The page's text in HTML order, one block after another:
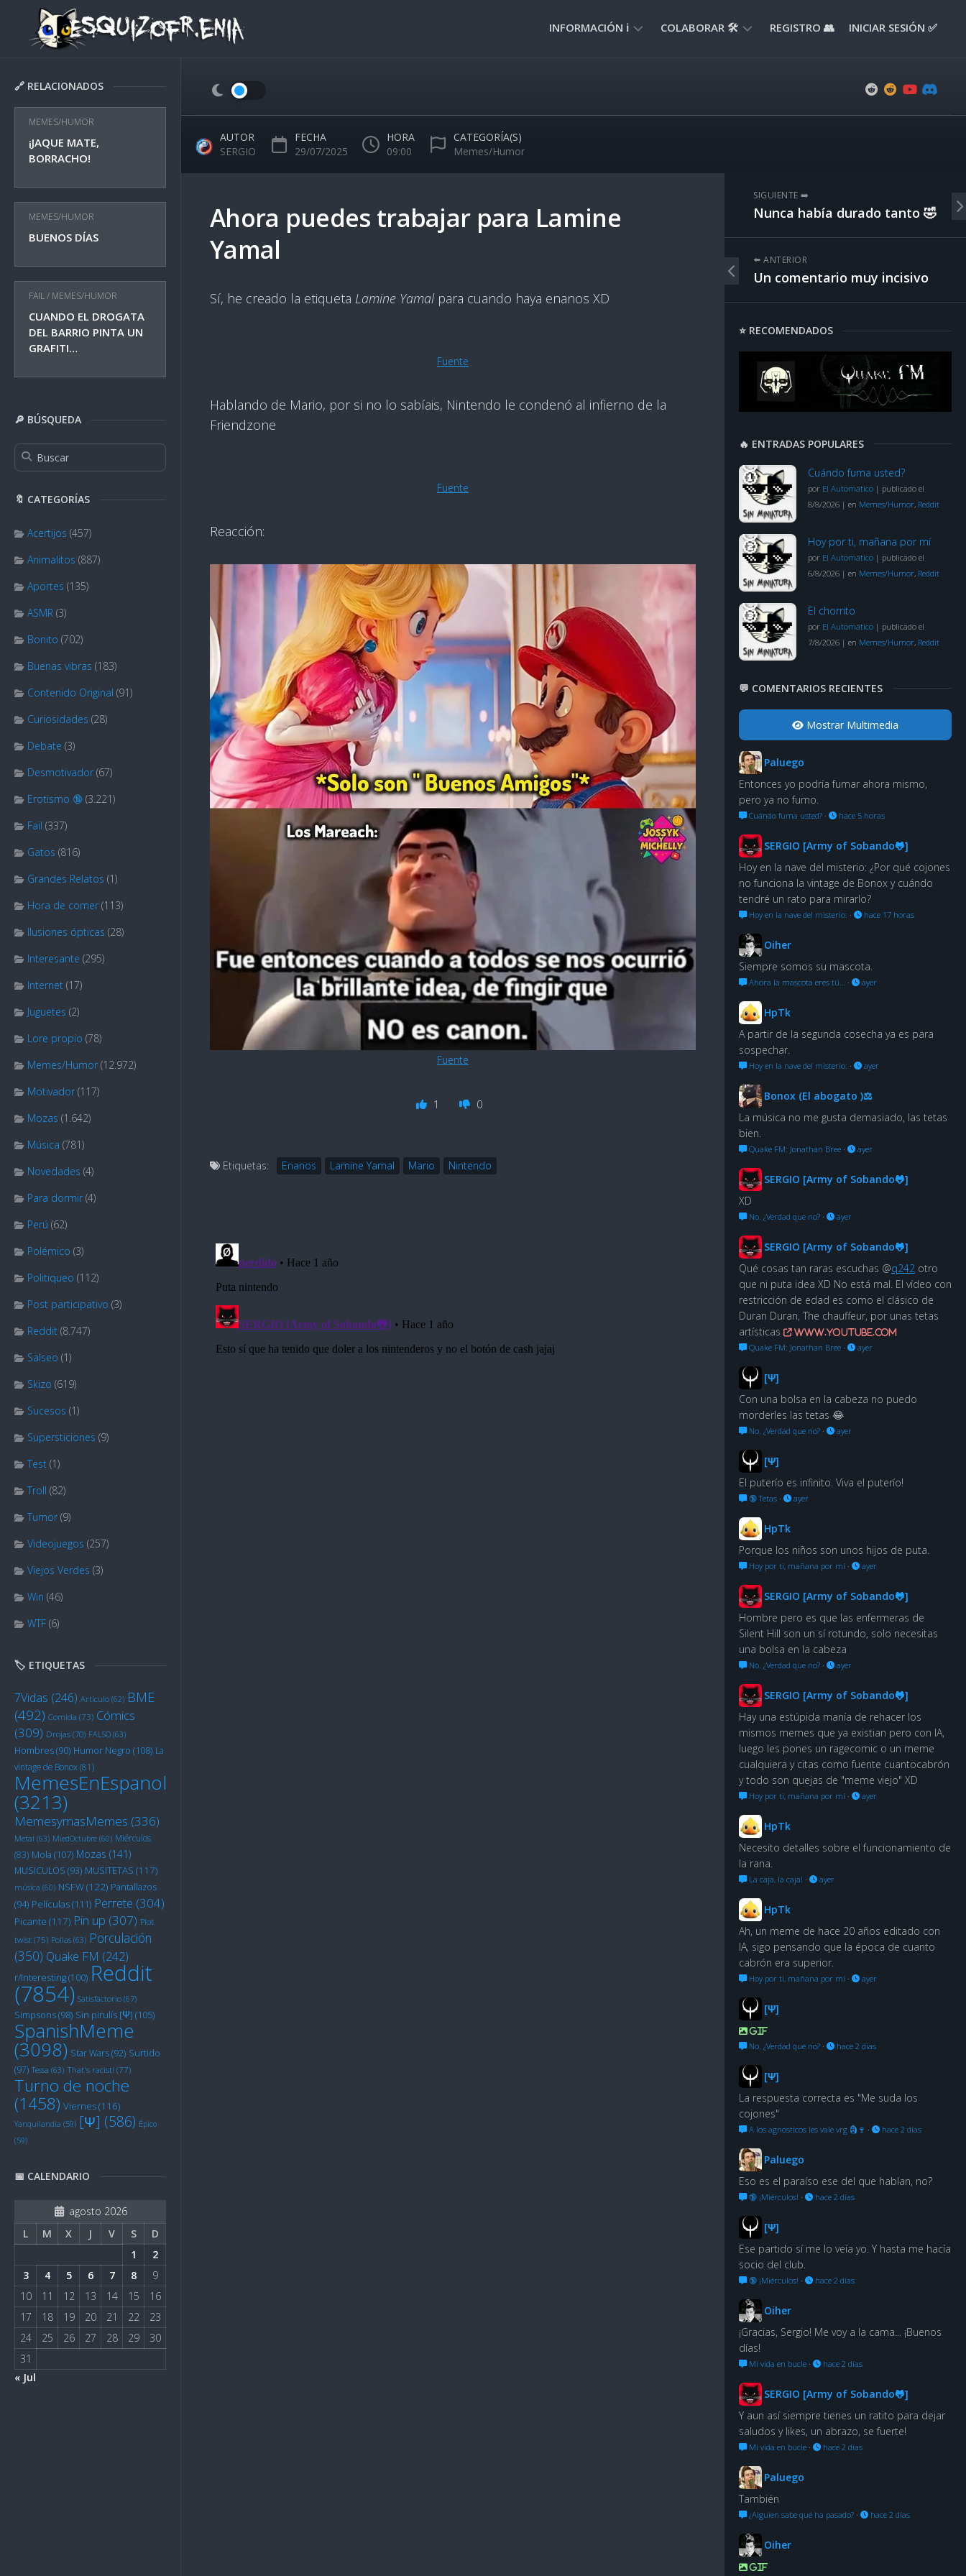
content
INFORMACIÓN ℹ️
NORMAS
COLABORAR 🛠️ REGISTRO 👥 INICIAR SESIÓN ✅
🔗 RELACIONADOS
MEMES/HUMOR
¡JAQUE MATE,
BORRACHO!
MEMES/HUMOR
BUENOS DÍAS
FAIL/ MEMES/HUMOR
CUANDO EL DROGATA
DEL BARRIO PINTA UN
GRAFITI…
🔎 BÚSQUEDA
🔖 CATEGORÍAS
Acertijos (457)
Animalitos (887)
Aportes (135)
ASMR (3)
Bonito (702)
Buenas vibras (183)
Contenido Original (91)
Curiosidades (28)
Debate (3)
Desmotivador (67)
Erotismo 🔞 (3.221)
Fail (337)
Gatos (816)
Grandes Relatos (1)
Hora de comer (113)
Ilusiones ópticas (28)
Interesante (295)
Internet (17)
Juguetes (2)
Lore propio (78)
Memes/Humor (12.972)
Motivador (117)
Mozas (1.642)
Música (781)
Novedades (4)
Para dormir (4)
Perú (62)
Polémico (3)
Politiqueo (112)
Post participativo (3)
Reddit (8.747)
Salseo (1)
Skizo (619)
Sucesos (1)
Supersticiones (9)
Test (1)
Troll (82)
Tumor (9)
Videojuegos (257)
Viejos Verdes (3)
Win (46)
WTF (6)
🏷️ ETIQUETAS
7Vidas (246) Artículo (62) BME
(492) Comida (73) Cómics
(309) Drojas (70) FALSO (63)
Hombres(90) Humor Negro (108) La
vintage de Bonox(81)
MemesEnEspanol
(3213)
MemesymasMemes (336)
Metal (63) MiedOctubre (60) Miérculos
(83) Mola (107) Mozas (141)
MUSICULOS (93) MUSITETAS (117)
música (60) NSFW(122) Pantallazos
(94) Películas(111) Perrete (304)
Picante (117) Pin up (307) Plot
twist (75) Pollas (63) Porculación
(350) Quake FM (242)
r/Interesting(100) Reddit
(7854) Satisfactorio (67)
Simpsons(98) Sin pirulís [Ψ] (105)
SpanishMeme
(3098) Star Wars(92) Surtido
(97) Tessa (63) That's racist! (77)
Turno de noche
(1458) Viernes(116)
Yanquilandia (59) [Ψ] (586) Épico
(59)
📅 CALENDARIO
agosto 2026
L
M X J V S
D
1
2
3
4 5 6 7 8
9
10
11 12 13 14 15
16
17
18 19 20 21 22
23
24
25 26 27 28 29
30
31
« Jul
AUTOR
SERGIO
FECHA
29/07/2025
HORA
09:00
CATEGORÍA(S)
Memes/Humor
Ahora puedes trabajar para Lamine
Yamal
Sí, he creado la etiqueta Lamine Yamalpara cuando haya enanos XD
Fuente
Hablando de Mario, por si no lo sabíais, Nintendo le condenó al infierno de la
Friendzone
Fuente
Reacción:
Fuente
1 0
Etiquetas: Enanos Lamine Yamal Mario Nintendo
SIGUIENTE ➡️
Nunca había durado tanto 🤣
⬅️ ANTERIOR
Un comentario muy incisivo
⭐ RECOMENDADOS
🔥 ENTRADAS POPULARES
Cuándo fuma usted?
por El Automático | publicado el
8/8/2026 | en Memes/Humor, Reddit
Hoy por ti, mañana por mí
por El Automático | publicado el
6/8/2026 | en Memes/Humor, Reddit
El chorrito
por El Automático | publicado el
7/8/2026 | en Memes/Humor, Reddit
💬 COMENTARIOS RECIENTES
Mostrar Multimedia
Paluego
Entonces yo podría fumar ahora mismo,
pero ya no fumo.
Cuándo fuma usted? · hace 5 horas
SERGIO [Army of Sobando🐸]
Hoy en la nave del misterio: ¿Por qué cojones
no funciona la vintage de Bonox y cuándo
tendré un rato para mirarlo?
Hoy en la nave del misterio: · hace 17 horas
Oiher
Siempre somos su mascota.
Ahora la mascota eres tú… · ayer
HpTk
A partir de la segunda cosecha ya es para
sospechar.
Hoy en la nave del misterio: · ayer
Bonox (El abogato )⚖
La música no me gusta demasiado, las tetas
bien.
Quake FM: Jonathan Bree · ayer
SERGIO [Army of Sobando🐸]
XD
No. ¿Verdad que no? · ayer
SERGIO [Army of Sobando🐸]
Qué cosas tan raras escuchas @q242 otro
que ni puta idea XD No está mal. El vídeo con
restricción de edad es como el clásico de
Duran Duran, The chauffeur, por unas tetas
artísticas
www.youtube.com
Quake FM: Jonathan Bree · ayer
[Ψ]
Con una bolsa en la cabeza no puedo
morderles las tetas 😂
No. ¿Verdad que no? · ayer
[Ψ]
El puterío es infinito. Viva el puterío!
🔞 Tetas · ayer
HpTk
Porque los niños son unos hijos de puta.
Hoy por ti, mañana por mí · ayer
SERGIO [Army of Sobando🐸]
Hombre pero es que las enfermeras de
Silent Hill son un sí rotundo, solo necesitas
una bolsa en la cabeza
No. ¿Verdad que no? · ayer
SERGIO [Army of Sobando🐸]
Hay una estúpida manía de rehacer los
mismos memes que ya existian pero con IA,
luego les pones un ragecomic o un meme
cualquiera y citas como fuente cuantocabrón
y todo son quejas de "meme viejo" XD
Hoy por ti, mañana por mí · ayer
HpTk
Necesito detalles sobre el funcionamiento de
la rana.
La caja, la caja! · ayer
HpTk
Ah, un meme de hace 20 años editado con
IA, sigo pensando que la época de cuanto
cabrón era superior.
Hoy por ti, mañana por mí · ayer
[Ψ]
GIF
No. ¿Verdad que no? · hace 2 días
[Ψ]
La respuesta correcta es "Me suda los
cojones"
A los agnosticos les vale vrg 🗿🍷 · hace 2 días
Paluego
Eso es el paraíso ese del que hablan, no?
🔞 ¡Miérculos! · hace 2 días
[Ψ]
Ese partido sí me lo veía yo. Y hasta me hacía
socio del club.
🔞 ¡Miérculos! · hace 2 días
Oiher
¡Gracias, Sergio! Me voy a la cama... ¡Buenos
días!
Mi vida en bucle · hace 2 días
SERGIO [Army of Sobando🐸]
Y aun así siempre tienes un ratito para dejar
saludos y likes, un abrazo, se fuerte!
Mi vida en bucle · hace 2 días
Paluego
También
¿Alguien sabe qué ha pasado? · hace 2 días
Oiher
GIF